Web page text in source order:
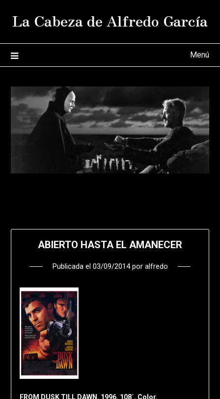
La Cabeza de Alfredo García
Menú
ABIERTO HASTA EL AMANECER
Publicada el 03/09/2014por alfredo
FROM DUSK TILL DAWN. 1996. 108´. Color.